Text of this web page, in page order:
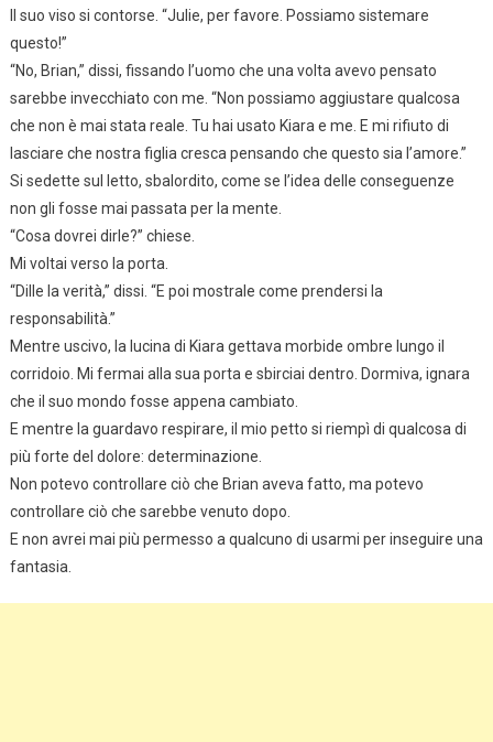
Il suo viso si contorse. “Julie, per favore. Possiamo sistemare
questo!”
“No, Brian,” dissi, fissando l’uomo che una volta avevo pensato
sarebbe invecchiato con me. “Non possiamo aggiustare qualcosa
che non è mai stata reale. Tu hai usato Kiara e me. E mi rifiuto di
lasciare che nostra figlia cresca pensando che questo sia l’amore.”
Si sedette sul letto, sbalordito, come se l’idea delle conseguenze
non gli fosse mai passata per la mente.
“Cosa dovrei dirle?” chiese.
Mi voltai verso la porta.
“Dille la verità,” dissi. “E poi mostrale come prendersi la
responsabilità.”
Mentre uscivo, la lucina di Kiara gettava morbide ombre lungo il
corridoio. Mi fermai alla sua porta e sbirciai dentro. Dormiva, ignara
che il suo mondo fosse appena cambiato.
E mentre la guardavo respirare, il mio petto si riempì di qualcosa di
più forte del dolore: determinazione.
Non potevo controllare ciò che Brian aveva fatto, ma potevo
controllare ciò che sarebbe venuto dopo.
E non avrei mai più permesso a qualcuno di usarmi per inseguire una
fantasia.